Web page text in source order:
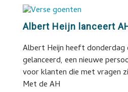
Albert Heijn lanceert
Albert Heijn heeft
gelanceerd, een nieuwe
voor klanten die met vragen
Met de AH